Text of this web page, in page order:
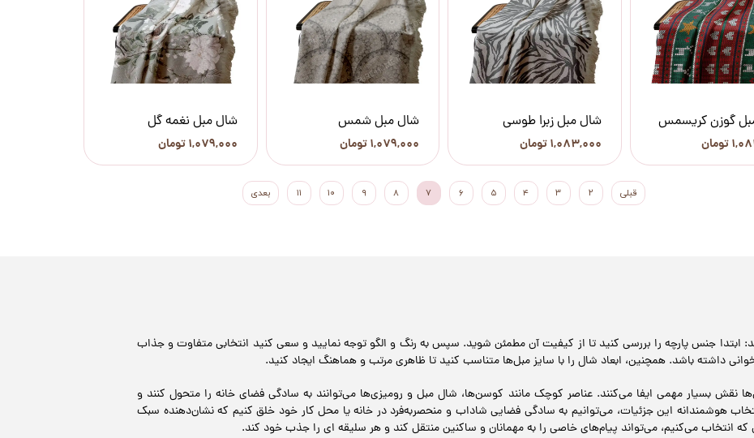
گوزن کریسمس
تومان
شال مبل زبرا طوسی
۱,۰۸۳,۰۰۰ تومان
شال مبل شمس
۱,۰۷۹,۰۰۰ تومان
شال مبل نغمه گل
۱,۰۷۹,۰۰۰ تومان
قبلی ۲ ۳ ۴ ۵ ۶ ۷ ۸ ۹ ۱۰ ۱۱ بعدی
ابتدا جنس پارچه را بررسی کنید تا از کیفیت آن مطمئن شوید. سپس به رنگ و الگو توجه نمایید و سعی کنید انتخابی متفاوت و جذاب
داشته باشد. همچنین، ابعاد شال را با سایز مبل‌ها متناسب کنید تا ظاهری مرتب و هماهنگ ایجاد کنید.
نقش بسیار مهمی ایفا می‌کنند. عناصر کوچک مانند کوسن‌ها، شال مبل و رومیزی‌ها می‌توانند به سادگی فضای خانه را متحول کنند و
هوشمندانه این جزئیات، می‌توانیم به سادگی فضایی شاداب و منحصربه‌فرد در خانه یا محل کار خود خلق کنیم که نشان‌دهنده سبک
انتخاب می‌کنیم، می‌تواند پیام‌های خاصی را به مهمانان و ساکنین منتقل کند و هر سلیقه ای را جذب خود کند.